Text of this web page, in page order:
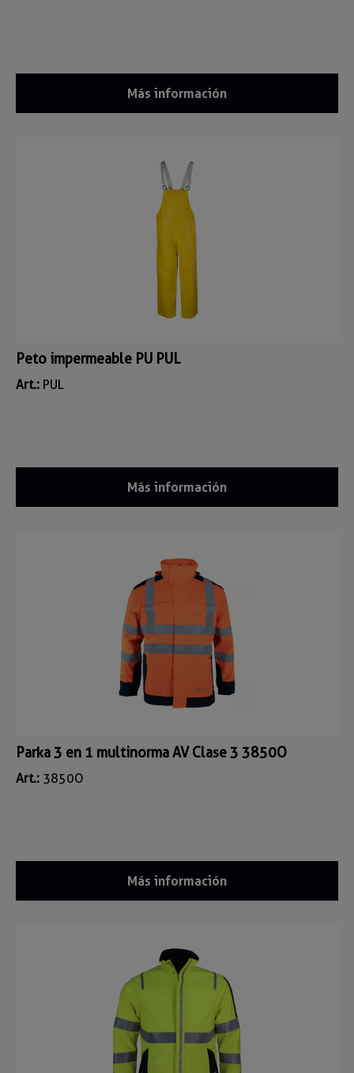
Más información
Peto impermeable PU PUL
Art.: PUL
Más información
Parka 3 en 1 multinorma AV Clase 3 3850O
Art.: 3850O
Más información